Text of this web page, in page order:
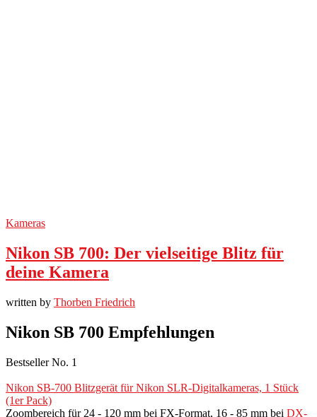
Kameras
Nikon SB 700: Der vielseitige Blitz für
deine Kamera
written by Thorben Friedrich
Nikon SB 700 Empfehlungen
Bestseller No. 1
Nikon SB-700 Blitzgerät für Nikon SLR-Digitalkameras, 1 Stück
(1er Pack)
Zoombereich für 24 - 120 mm bei FX-Format, 16 - 85 mm bei DX-